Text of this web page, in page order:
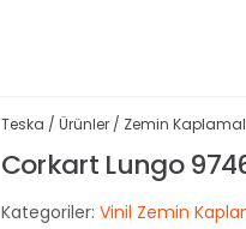
Teska / Ürünler/ Zemin
Corkart Lungo
Kategoriler: Vinil Zemin